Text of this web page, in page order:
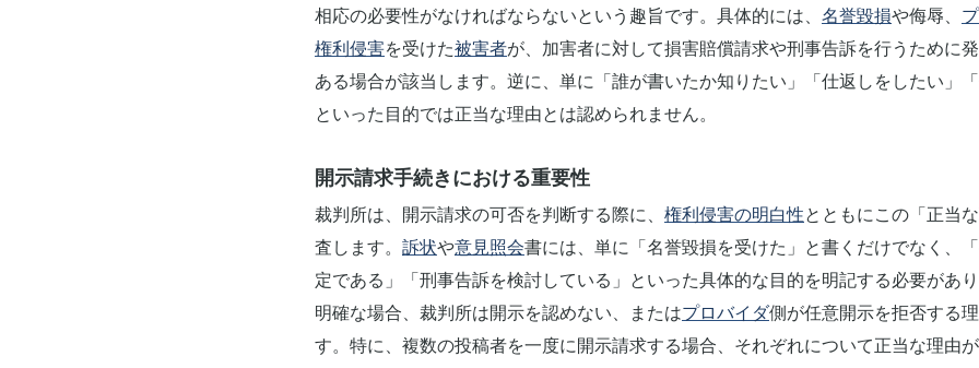
相応の必要性がなければならないという趣旨です。具体的には、 名誉毀損や侮辱、
権利侵害を受けた被害者が、加害者に対して損害賠償請求や刑事告訴を行うために
ある場合が該当します。逆に、単に「誰が書いたか知りたい」「仕返しをしたい」「
といった目的では正当な理由とは認められません。
開示請求手続きにおける重要性
裁判所は、開示請求の可否を判断する際に、 権利侵害の明白性とともにこの「正当
査します。 訴状や意見照会書には、単に「名誉毀損を受けた」と書くだけでなく、
定である」「刑事告訴を検討している」といった具体的な目的を明記する必要があ
明確な場合、裁判所は開示を認めない、またはプロバイダ側が任意開示を拒否する
す。特に、複数の投稿者を一度に開示請求する場合、それぞれについて正当な理由